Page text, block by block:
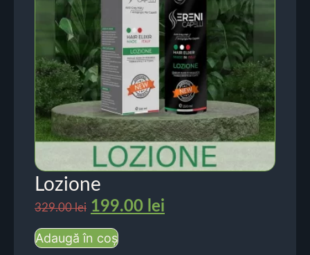
Lozione
329.00lei 199.00 lei
Adaugă în coș